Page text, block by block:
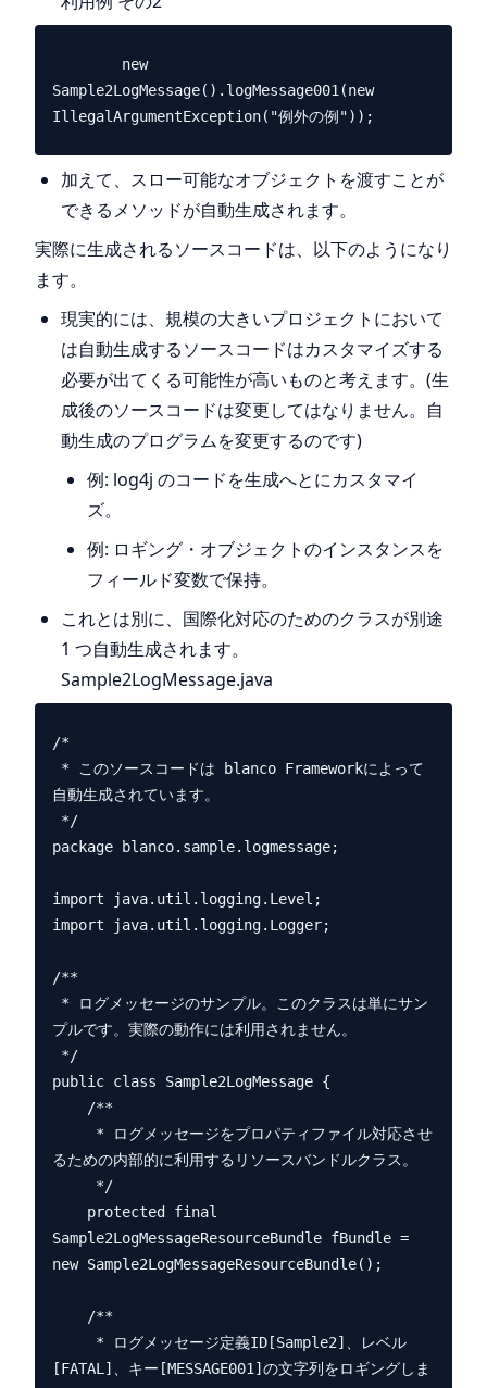
Sample2LogMessage().logMessage001(new
加えて、スロー可能なオブジェクトを渡すことが
できるメソッドが自動生成されます。
実際に生成されるソースコードは、以下のようになり
ます。
現実的には、規模の大きいプロジェクトにおいて
は自動生成するソースコードはカスタマイズする
必要が出てくる可能性が高いものと考えます。(生
成後のソースコードは変更してはなりません。自
動生成のプログラムを変更するのです)
例: log4j のコードを生成へとにカスタマイ
ズ。
例: ロギング・オブジェクトのインスタンスを
フィールド変数で保持。
これとは別に、国際化対応のためのクラスが別途
1 つ自動生成されます。
Sample2LogMessage.java
/*
自動生成されています。
package blanco.sample.logmessage;
import java.util.logging.Level;
import java.util.logging.Logger;
/**
プルです。実際の動作には利用されません。
public class Sample2LogMessage {
るための内部的に利用するリソースバンドルクラス。
Sample2LogMessageResourceBundle fBundle =
new Sample2LogMessageResourceBundle();
[FATAL]、キー[MESSAGE001]の文字列をロギングしま